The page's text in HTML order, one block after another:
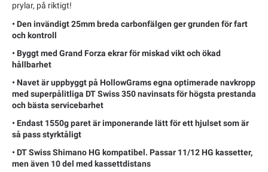
prylar, på riktigt!
• Den invändigt 25mm breda carbonfälgen ger grunden för fart
och kontroll
• Byggt med Grand Forza ekrar för miskad vikt och ökad
hållbarhet
• Navet är uppbyggt på HollowGrams egna optimerade navkropp
med superpålitliga DT Swiss 350 navinsats för högsta prestanda
och bästa servicebarhet
• Endast 1550g paret är imponerande lätt för ett hjulset som är
så pass styrktåligt
• DT Swiss Shimano HG kompatibel. Passar 11/12 HG kassetter,
men även 10 del med kassettdistans